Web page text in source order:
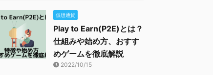
仮想通貨
Play to Earn(P2E)とは？
仕組みや始め方、おすす
めゲームを徹底解説
2022/10/15